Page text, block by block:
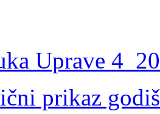
Uprave
prikaz